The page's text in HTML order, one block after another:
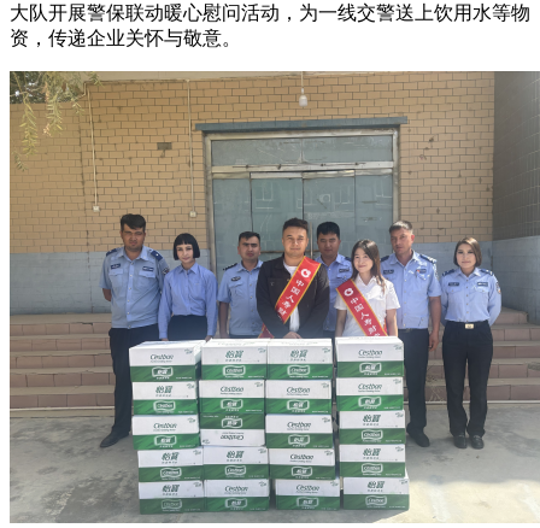
大队开展警保联动暖心慰问活动，为一线交警送上饮用水等物
资，传递企业关怀与敬意。